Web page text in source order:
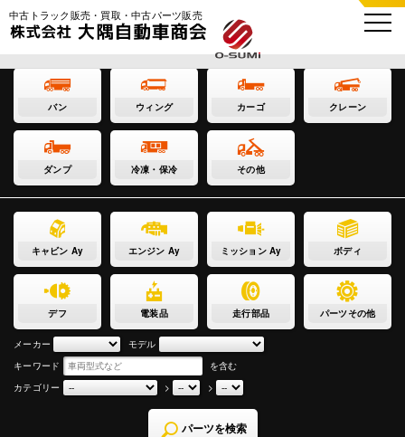
中古トラック販売・買取・中古パーツ販売
バン ウィング カーゴ クレーン
ダンプ 冷凍・保冷 その他
キャビン Ay エンジン Ay ミッション Ay ボディ
デフ 電装品 走行部品 パーツその他
メーカー
モデル
キーワード
を含む
カテゴリー
> >
パーツを検索